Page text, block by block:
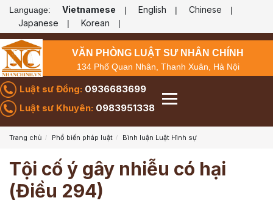
Language: Vietnamese | English | Chinese |
Japanese | Korean |
VĂN PHÒNG LUẬT SƯ NHÂN CHÍNH
134 Phố Quan Nhân, Thanh Xuân, Hà Nội
Luật sư Đồng: 0936683699
Luật sư Khuyên: 0983951338
Trang chủ Phổ biến pháp luật Bình luận Luật Hình sự
Tội cố ý gây nhiễu có hại
(Điều 294)